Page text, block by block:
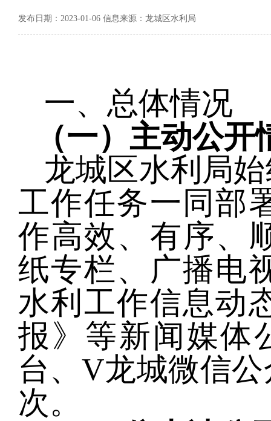
发布日期：2023-01-06 信息来源：龙城区水利局
一、 总体情况
（一） 主动公开
龙城区水利局
工作任务一同部
作高效、有序、
纸专栏、广播电
水利工作信息动
报 》 等新闻 媒体
台、V龙城微信
次。